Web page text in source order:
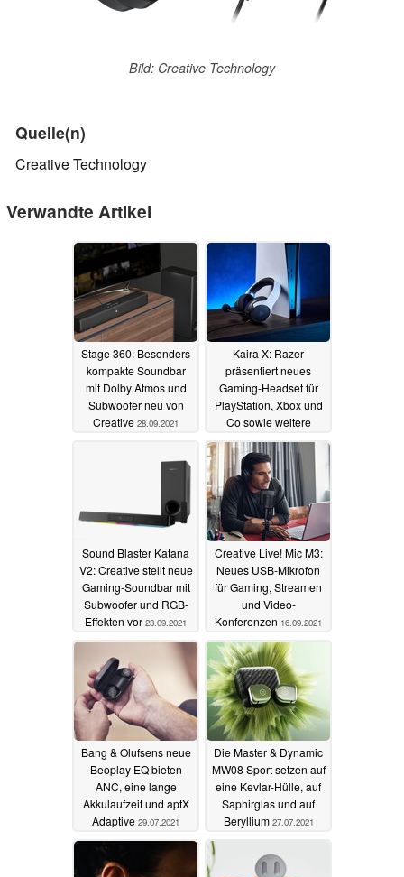
Bild: Creative Technology
Quelle(n)
Creative Technology
Verwandte Artikel
Stage 360: Besonders
kompakte Soundbar
mit Dolby Atmos und
Subwoofer neu von
Creative 28.09.2021
Kaira X: Razer
präsentiert neues
Gaming-Headset für
PlayStation, Xbox und
Co sowie weitere
Neuheiten24.09.2021
Sound Blaster Katana
V2: Creative stellt neue
Gaming-Soundbar mit
Subwoofer und RGB-
Effekten vor 23.09.2021
Creative Live! Mic M3:
Neues USB-Mikrofon
für Gaming, Streamen
und Video-
Konferenzen 16.09.2021
Bang & Olufsens neue
Beoplay EQ bieten
ANC, eine lange
Akkulaufzeit und aptX
Adaptive 29.07.2021
Die Master & Dynamic
MW08 Sport setzen auf
eine Kevlar-Hülle, auf
Saphirglas und auf
Beryllium 27.07.2021